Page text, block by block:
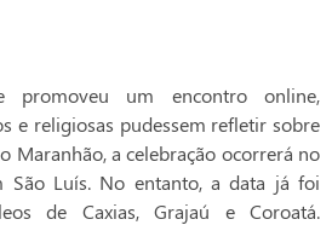
promoveu um encontro online,
e religiosas pudessem refletir sobre
Maranhão, a celebração ocorrerá no
São Luís. No entanto, a data já foi
de Caxias, Grajaú e Coroatá.